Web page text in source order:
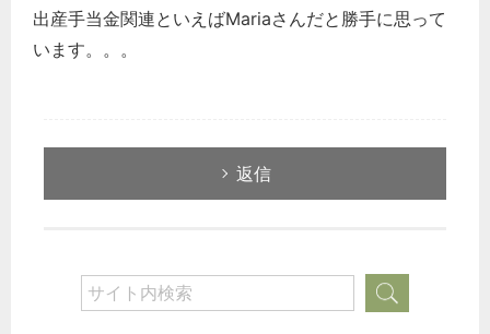
出産手当金関連といえばMariaさんだと勝手に思って
います。。。
返信